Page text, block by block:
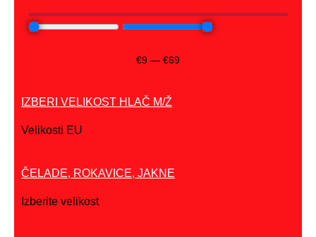
€9 — €69
IZBERI VELIKOST HLAČ M/Ž
Velikosti EU
ČELADE, ROKAVICE, JAKNE
Izberite velikost